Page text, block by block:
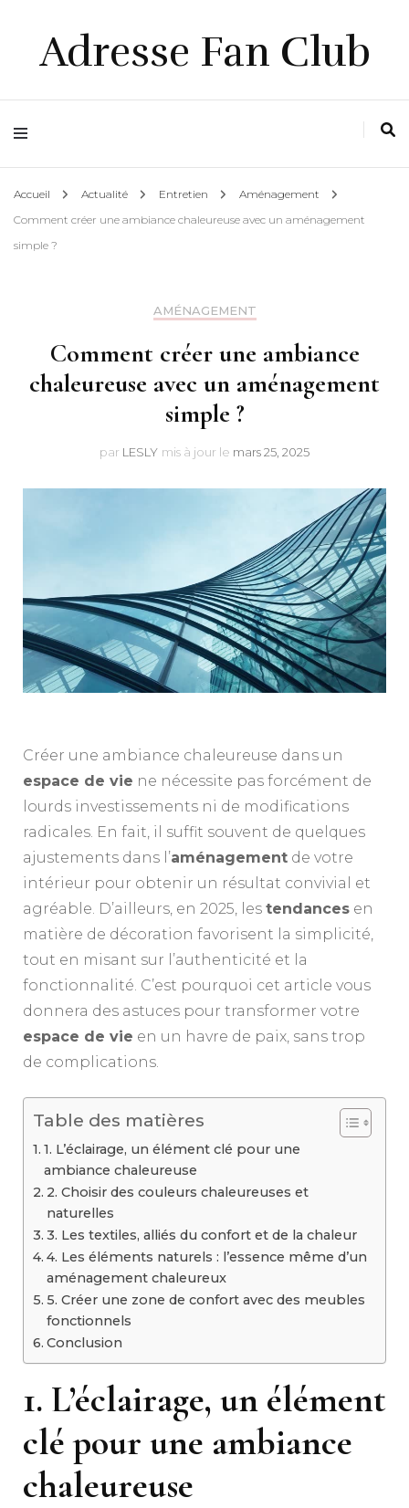
Adresse Fan Club
Accueil Actualité Entretien
Aménagement
Comment créer une ambiance chaleureuse avec un aménagement
simple ?
AMÉNAGEMENT
Comment créer une ambiance
chaleureuse avec un aménagement
simple ?
par LESLY mis à jour le mars 25, 2025
Créer une ambiance chaleureuse dans un
espace de vie ne nécessite pas forcément de
lourds investissements ni de modifications
radicales. En fait, il suffit souvent de quelques
ajustements dans l’aménagement de votre
intérieur pour obtenir un résultat convivial et
agréable. D’ailleurs, en 2025, les tendances en
matière de décoration favorisent la simplicité,
tout en misant sur l’authenticité et la
fonctionnalité. C’est pourquoi cet article vous
donnera des astuces pour transformer votre
espace de vie en un havre de paix, sans trop
de complications.
Table des matières
1. L’éclairage, un élément clé pour une
ambiance chaleureuse
2. Choisir des couleurs chaleureuses et
naturelles
3. Les textiles, alliés du confort et de la chaleur
4. Les éléments naturels : l’essence même d’un
aménagement chaleureux
5. Créer une zone de confort avec des meubles
fonctionnels
Conclusion
1. L’éclairage, un élément
clé pour une ambiance
chaleureuse